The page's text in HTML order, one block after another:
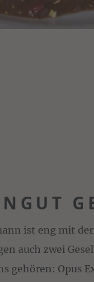
ist eng mit
auch zwei
gehören: Opus